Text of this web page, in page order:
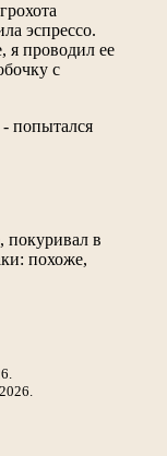
эспрессо.
проводил ее
с
попытался
покуривал в
похоже,